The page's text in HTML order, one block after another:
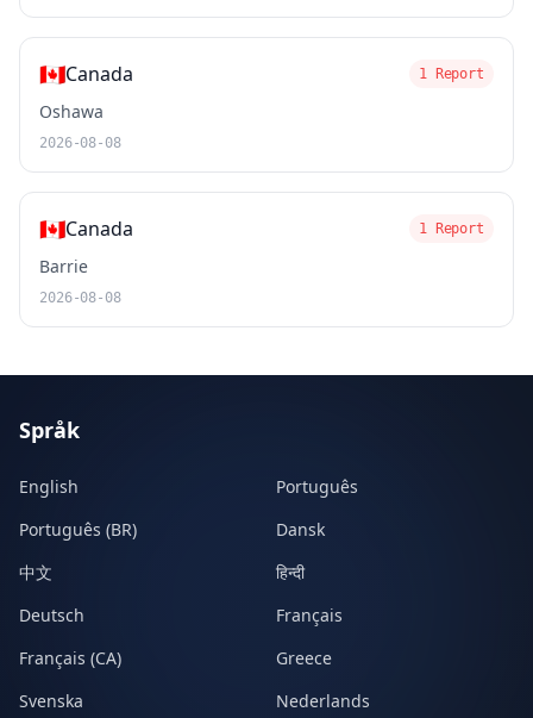
🇨🇦Canada 1 Report
Oshawa
2026-08-08
🇨🇦Canada 1 Report
Barrie
2026-08-08
Språk
English
Português
Português (BR)
Dansk
中文
हिन्दी
Deutsch
Français
Français (CA)
Greece
Svenska
Nederlands